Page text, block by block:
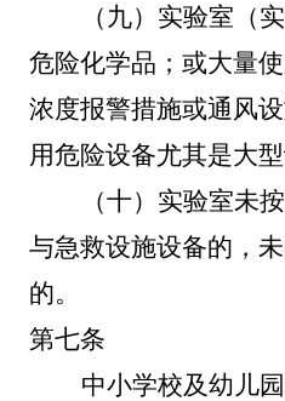
（九）实验室（
危险化学品；或大量
浓度报警措施或通风
用危险设备尤其是大型
（十）实验室未
与急救设施设备的，
的。
第七条
中小学校及幼儿